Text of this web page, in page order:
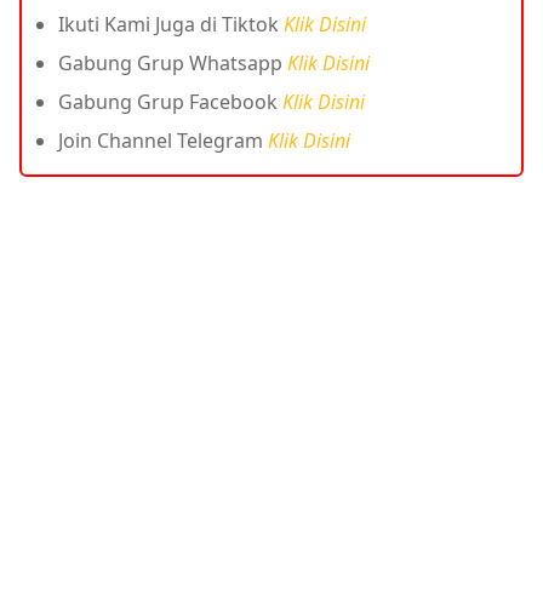
Ikuti Kami Juga di Tiktok Klik Disini
Gabung Grup Whatsapp Klik Disini
Gabung Grup Facebook Klik Disini
Join Channel Telegram Klik Disini